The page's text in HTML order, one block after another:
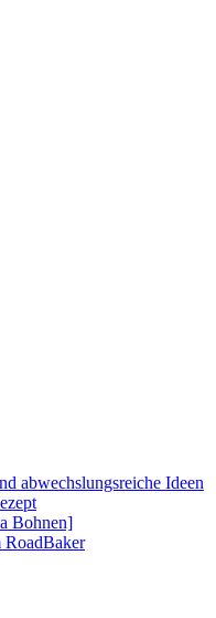
abwechslungsreiche Ideen
Bohnen]
RoadBaker